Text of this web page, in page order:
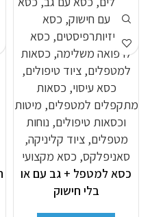
כסא למטפל + גב עם או
בלי חישוק